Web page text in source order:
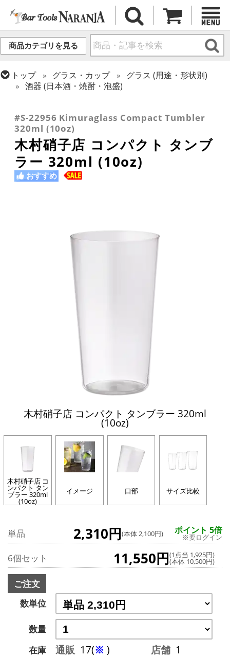
商品カテゴリを見る
トップ グラス・カップ
グラス (用途・形状別)
酒器 (日本酒・焼酎・泡盛)
タンブラー
#S-22956 Kimuraglass Compact Tumbler
320ml (10oz)
木村硝子店 コンパクト タンブ
ラー 320ml (10oz)
おすすめ
木村硝子店 コンパクト タンブラー 320ml
(10oz)
木村硝子店 コ
ンパクト タン
ブラー 320ml
(10oz)
イメージ 口部 サイズ比較
単品 2,310円(本体 2,100円) ポイント 5倍
※要ログイン
6個セット 11,550円(1点当 1,925円)
(本体 10,500円)
ご注文
数単位
数量
在庫
通販 17(※ ) 店舗 1